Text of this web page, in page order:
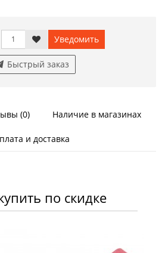
Уведомить
Быстрый заказ
(0) Наличие в магазинах
и доставка
по скидке